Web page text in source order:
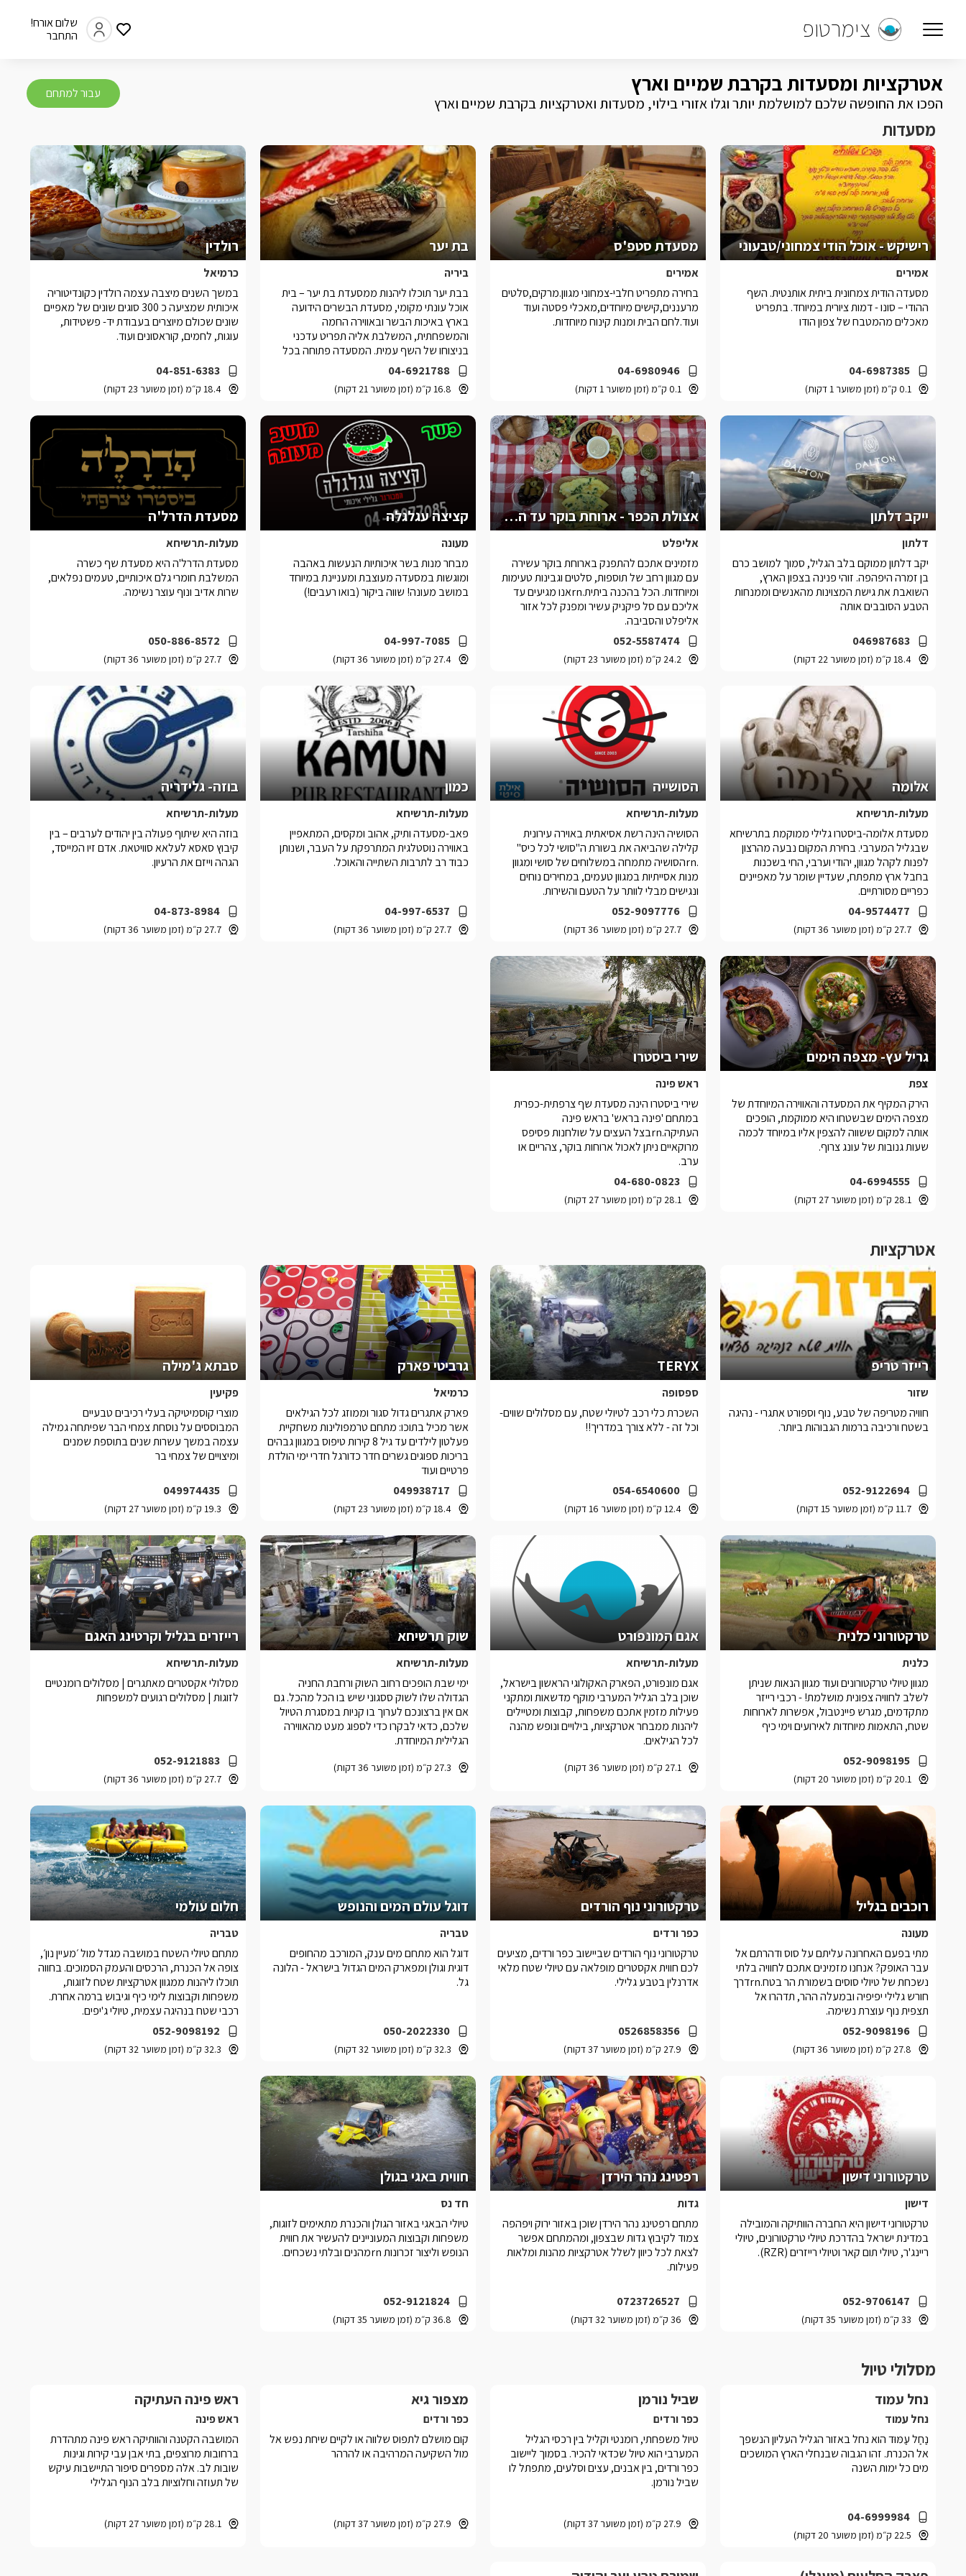
צימרטופ
שלום אורח!
התחבר
אטרקציות ומסעדות בקרבת שמיים וארץ
הפכו את החופשה שלכם למושלמת יותר וגלו אזורי בילוי, מסעדות ואטרקציות בקרבת שמיים וארץ
עבור למתחם
מסעדות
רישיקש - אוכל הודי צמחוני/טבעוני
אמירים
04-6987385
0.1 ק״מ (זמן משוער 1 דקות)
מסעדה הודית צמחונית ביתית אותנטית. השף
ההודי – סונו - דמות ציורית במיוחד. בתפריט
מאכלים מהמטבח של צפון הודו
מסעדת סטפ'ס
אמירים
04-6980946
0.1 ק״מ (זמן משוער 1 דקות)
בחירה מתפריט חלבי-צמחוני מגוון.מרקים,סלטים
מרעננים,קישים מיוחדים,מאכלי פסטה ועוד
ועוד.לחם הבית ומנות קינוח מיוחדות.
בת יער
ביריה
04-6921788
16.8 ק״מ (זמן משוער 21 דקות)
בבת יער תוכלו ליהנות ממסעדת בת יער – בית
אוכל עונתי מקומי, מסעדת הבשרים הידועה
בארץ באיכות הבשר ובאווירה החמה
והמשפחתית, המשלבת אליה תפריט עדכני
בניצוחו של השף עמית. המסעדה פתוחה בכל
ימות השבוע.
רולדין
כרמיאל
04-851-6383
18.4 ק״מ (זמן משוער 23 דקות)
במשך השנים מיצבה עצמה רולדין כקונדיטוריה
איכותית שמציעה כ 300 סוגים שונים של מאפיים
שונים שכולם מיוצרים בעבודת יד- פשטידות,
עוגות, לחמים, קוראסונים ועוד.
ייקב דלתון
דלתון
046987683
18.4 ק״מ (זמן משוער 22 דקות)
יקב דלתון ממוקם בלב הגליל, סמוך למושב כרם
בן זמרה היפהפה. זוהי פנינה בצפון הארץ,
השואבת את גישת המצוינות מהאנשים וממנחות
הטבע הסובבים אותה
אצולת הכפר - ארוחת בוקר עד הצימר
אליפלט
052-5587474
24.2 ק״מ (זמן משוער 23 דקות)
מזמינים אתכם להתפנק בארוחת בוקר עשירה
עם מגוון רחב של תוספות, סלטים וגבינות טעימות
ומיוחדות. הכל בהכנה ביתית.rnאנו מגיעים עד
אליכם עם סל פיקניק עשיר ומפנק לכל אזור
אליפלט והסביבה.
קציצה עגלגלה
מעונה
04-997-7085
27.4 ק״מ (זמן משוער 36 דקות)
מבחר מנות בשר איכותיות הנעשות באהבה
ומוגשות במסעדה מעוצבת ומעניינת במיוחד
במושב מעונה! שווה ביקור (בואו רעבים!)
מסעדת הדרל'ה
מעלות-תרשיחא
050-886-8572
27.7 ק״מ (זמן משוער 36 דקות)
מסעדת הדרל'ה היא מסעדת שף כשרה
המשלבת חומרי גלם איכותיים, טעמים נפלאים,
שרות אדיב ונוף עוצר נשימה.
אלומה
מעלות-תרשיחא
04-9574477
27.7 ק״מ (זמן משוער 36 דקות)
מסעדת אלומה-ביסטרו גלילי ממוקמת בתרשיחא
שבגליל המערבי. בחירת המקום נבעה מהרצון
לפנות לקהל מגוון, יהודי וערבי, החי בשכנות
בחבל ארץ מתפתח, שעדיין שומר על מאפיינים
כפריים מסורתיים.
הסושייה
מעלות-תרשיחא
052-9097776
27.7 ק״מ (זמן משוער 36 דקות)
הסושיה הינה רשת אסיאתית באוירה עירונית
קלילה שהביאה את בשורת ה"סושי לכל כיס"
.rnהסושיה מתמחה במשלוחים של סושי ומגוון
מנות אסייתיות במגוון טעמים, במחירים נוחים
ונגישים מבלי לוותר על הטעם והשירות.
כמון
מעלות-תרשיחא
04-997-6537
27.7 ק״מ (זמן משוער 36 דקות)
פאב-מסעדה ותיק, אהוב ומקסים, המתאפיין
באווירה נוסטלגית המתרפקת על העבר, ושנותן
כבוד רב לתרבות השתייה והאוכל.
בוזה- גלידריה
מעלות-תרשיחא
04-873-8984
27.7 ק״מ (זמן משוער 36 דקות)
בוזה היא שיתוף פעולה בין יהודים לערבים – בין
קיבוץ סאסא לעלאא סוויטאת. אדם זיו המייסד,
הגהה וייזם את הרעיון.
גריל עץ- מצפה הימים
צפת
04-6994555
28.1 ק״מ (זמן משוער 27 דקות)
הירק המקיף את המסעדה והאווירה המיוחדת של
מצפה הימים שבשטחו היא ממוקמת, הופכים
אותה למקום ששווה להצפין אליו במיוחד לכמה
שעות גנובות של עונג צרוף.
שירי ביסטרו
ראש פינה
04-680-0823
28.1 ק״מ (זמן משוער 27 דקות)
שירי ביסטרו הינה מסעדת שף צרפתית-כפרית
במתחם 'פינה בראש' בראש פינה
העתיקה.rnבצל העצים על שולחנות פסיפס
מרוקאיים ניתן לאכול ארוחות בוקר, צהריים או
ערב.
אטרקציות
רייזר טריפ
שזור
052-9122694
11.7 ק״מ (זמן משוער 15 דקות)
חוויה מטריפה של טבע, נוף וספורט אתגרי - נהיגה
בשטח ורכיבה ברמות הגבוהות ביותר.
TERYX
ספסופה
054-6540600
12.4 ק״מ (זמן משוער 16 דקות)
השכרת כלי רכב לטיולי שטח, עם מסלולים שווים-
וכל זה - ללא צורך במדריך!!
גרביטי פארק
כרמיאל
049938717
18.4 ק״מ (זמן משוער 23 דקות)
פארק אתגרים גדול סגור וממוזג לכל הגילאים
אשר מכיל בתוכו: מתחם טרמפולינות משחקיית
פעלטון לילדים עד גיל 8 קירות טיפוס במגוון גבהים
בריכות ספוגים גשרים חדר כדורגל חדרי ימי הולדת
פרטיים ועוד
סבתא ג'מילה
פקיעין
049974435
19.3 ק״מ (זמן משוער 27 דקות)
מוצרי קוסמיטיקה בעלי רכיבים טבעיים
המבוססים על נוסחת צמחי הבר שפיתחה גמילה
עצמה במשך עשרות שנים בתוספת שמנים
ומיצויים של צמחי בר
טרקטורוני כלנית
כלנית
052-9098195
20.1 ק״מ (זמן משוער 20 דקות)
מגוון טיולי טרקטורונים ועוד מגוון הנאות שניתן
לשלב לחוויה צפונית מושלמת! - רכבי רייזר
מתקדמים, מגרש פיינטבול, אפשרות לארוחות
שטח, התאמות מיוחדות לאירועים וימי כיף
אגם המונפורט
מעלות-תרשיחא
27.1 ק״מ (זמן משוער 36 דקות)
אגם מונפורט, הפארק האקולוגי הראשון בישראל,
שוכן בלב הגליל המערבי מוקף מדשאות ומתקני
פעילות מזמין אתכם משפחות, קבוצות ומטיילים
ליהנות ממבחר אטרקציות, בילויים ונופש מהנה
לכל הגילאים.
שוק תרשיחא
מעלות-תרשיחא
27.3 ק״מ (זמן משוער 36 דקות)
ימי שבת הופכים רחוב השוק ורחבת החניה
הגדולה שלו לשוק ססגוני שיש בו הכל מהכל. גם
אם אין ברצונכם לערוך בו קניות במסגרת הטיול
שלכם, כדאי לבקרו כדי לספוג מעט מהאווירה
הגלילית המיוחדת.
רייזרים בגליל וקרטינג האגם
מעלות-תרשיחא
052-9121883
27.7 ק״מ (זמן משוער 36 דקות)
מסלולי אקסטרים מאתגרים | מסלולים רומנטיים
לזוגות | מסלולים רגועים למשפחות
רוכבים בגליל
מעונה
052-9098196
27.8 ק״מ (זמן משוער 36 דקות)
מתי בפעם האחרונה עליתם על סוס ודהרתם אל
עבר האופק? אנחנו מזמינים אתכם לחוויה בלתי
נשכחת של טיולי סוסים בשמורת הר בטח.rnדרך
חורש גלילי יפיפיה ובמעלה ההר, תדהרו אל
תצפית נוף עוצרת נשימה.
טרקטורוני נוף הורדים
כפר ורדים
0526858356
27.9 ק״מ (זמן משוער 37 דקות)
טרקטורוני נוף הורדים שביישוב כפר ורדים, מציעים
לכם חווית אקסטרים מופלאה עם טיולי שטח מלאי
אדרנלין בטבע גלילי.
דוגל עולם המים והנופש
טבריה
050-2022330
32.3 ק״מ (זמן משוער 32 דקות)
דוגל הוא מתחם מים ענק, המורכב מהחופים
דוגית וגולן ומפארק המים הגדול בישראל - הלונה
גל.
חלום עולמי
טבריה
052-9098192
32.3 ק״מ (זמן משוער 32 דקות)
מתחם טיולי השטח במושבה מגדל מול ׳מעיין נון׳,
צופה אל הכנרת, הרכסים והעמק הסמוכים. בחווה
תוכלו ליהנות ממגוון אטרקציות שטח לזוגות,
משפחות וקבוצות לימי כיף וגיבוש ברמה אחרת.
רכבי שטח בנהיגה עצמית, טיולי ג'יפים.
טרקטורוני דישון
דישון
052-9706147
33 ק״מ (זמן משוער 35 דקות)
טרקטורוני דישון היא החברה הוותיקה והמובילה
במדינת ישראל בהדרכת טיולי טרקטורונים, טיולי
ריינג'ר, טיולי תום קאר וטיולי רייזרים (RZR).
רפטינג נהר הירדן
גדות
0723726527
36 ק״מ (זמן משוער 32 דקות)
מתחם רפטינג נהר הירדן שוכן באזור ירוק ויפהפה
צמוד לקיבוץ גדות שבצפון, ומהמתחם אפשר
לצאת לכל כיוון לשלל אטרקציות מהנות ומלאות
פעילות.
חווית באגי בגולן
חד נס
052-9121824
36.8 ק״מ (זמן משוער 35 דקות)
טיולי הבאגי באזור הגולן והכנרת מתאימים לזוגות,
משפחות וקבוצות המעוניינים להעשיר את חווית
הנופש וליצור זכרונות rnמהנים ובלתי נשכחים.
מסלולי טיול
נחל עמוד
נחל עמוד
04-6999984
22.5 ק״מ (זמן משוער 20 דקות)
נַחַל עַמּוּד הוא נחל באזור הגליל העליון הנשפך
אל הכנרת. זהו הגבוה שבנחלי הארץ המושכים
מים כל ימות השנה
שביל נורמן
כפר ורדים
27.9 ק״מ (זמן משוער 37 דקות)
טיול משפחתי, רומנטי וקליל בין רכסי הגליל
המערבי הוא טיול שכדאי להכיר. בסמוך ליישוב
כפר ורדים, בין אבנים, עצים וסלעים, מתפתל לו
שביל נורמן.
מצפור גיא
כפר ורדים
27.9 ק״מ (זמן משוער 37 דקות)
קום מושלם לתפוס שלווה או לקיים שיחת נפש אל
מול השקיעה המרהיבה או להרהר
ראש פינה העתיקה
ראש פינה
28.1 ק״מ (זמן משוער 27 דקות)
המושבה הקטנה והוותיקה ראש פינה מתהדרת
ברחובות מרוצפים, בתי אבן עבי קירות וגינות
שובות לב. אלה מספרים סיפור התיישבות עיקש
של תעוזה וחלוציות בלב הנוף הגלילי